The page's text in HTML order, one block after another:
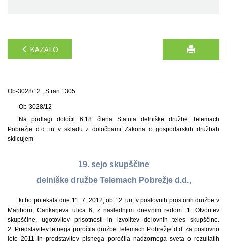
KAZALO
Ob-3028/12 , Stran 1305
Ob-3028/12
Na podlagi določil 6.18. člena Statuta delniške družbe Telemach
Pobrežje d.d. in v skladu z določbami Zakona o gospodarskih družbah
sklicujem
19. sejo skupščine
delniške družbe Telemach Pobrežje d.d.,
ki bo potekala dne 11. 7. 2012, ob 12. uri, v poslovnih prostorih družbe v
Mariboru, Cankarjeva ulica 6, z naslednjim dnevnim redom: 1. Otvoritev
skupščine, ugotovitev prisotnosti in izvolitev delovnih teles skupščine.
2. Predstavitev letnega poročila družbe Telemach Pobrežje d.d. za poslovno
leto 2011 in predstavitev pisnega poročila nadzornega sveta o rezultatih